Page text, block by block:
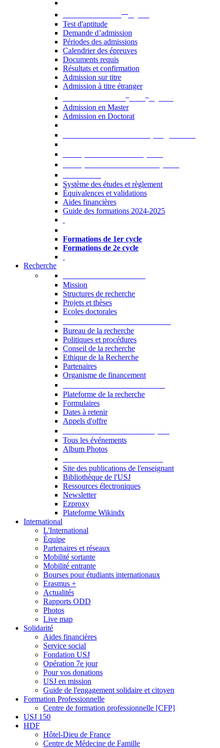
Test d'aptitude
Demande d’admission
Périodes des admissions
Calendrier des épreuves
Documents requis
Résultats et confirmation
Admission sur titre
Admission à titre étranger
Admission en Master
Admission en Doctorat
Système des études et règlement
Équivalences et validations
Aides financières
Guide des formations 2024-2025
Formations de 1er cycle
Formations de 2e cycle
Recherche
Mission
Structures de recherche
Projets et thèses
Ecoles doctorales
Bureau de la recherche
Politiques et procédures
Conseil de la recherche
Ethique de la Recherche
Partenaires
Organisme de financement
Plateforme de la recherche
Formulaires
Dates à retenir
Appels d'offre
Tous les événements
Album Photos
Site des publications de l'enseignant
Bibliothèque de l'USJ
Ressources électroniques
Newsletter
Ezproxy
Plateforme Wikindx
International
L'International
Équipe
Partenaires et réseaux
Mobilité sortante
Mobilité entrante
Bourses pour étudiants internationaux
Erasmus +
Actualités
Rapports ODD
Photos
Live map
Solidarité
Aides financières
Service social
Fondation USJ
Opération 7e jour
Pour vos donations
USJ en mission
Guide de l'engagement solidaire et citoyen
Formation Professionnelle
Centre de formation professionnelle [CFP]
USJ 150
HDF
Hôtel-Dieu de France
Centre de Médecine de Famille